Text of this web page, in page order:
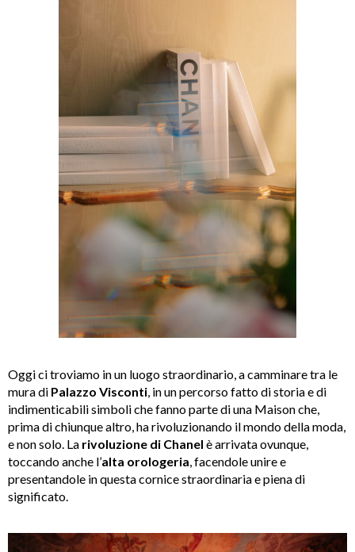
Oggi ci troviamo in un luogo straordinario, a camminare tra le
mura di Palazzo Visconti , in un percorso fatto di storia e di
indimenticabili simboli che fanno parte di una Maison che,
prima di chiunque altro, ha rivoluzionando il mondo della moda,
e non solo. La rivoluzione di Chanel è arrivata ovunque,
toccando anche l’alta orologeria , facendole unire e
presentandole in questa cornice straordinaria e piena di
significato.